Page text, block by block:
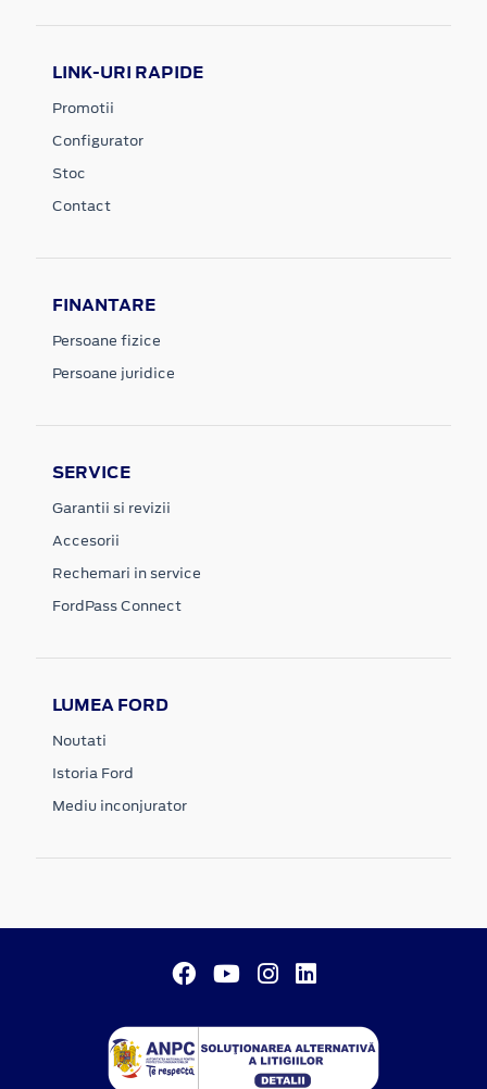
LINK-URI RAPIDE
Promotii
Configurator
Stoc
Contact
FINANTARE
Persoane fizice
Persoane juridice
SERVICE
Garantii si revizii
Accesorii
Rechemari in service
FordPass Connect
LUMEA FORD
Noutati
Istoria Ford
Mediu inconjurator